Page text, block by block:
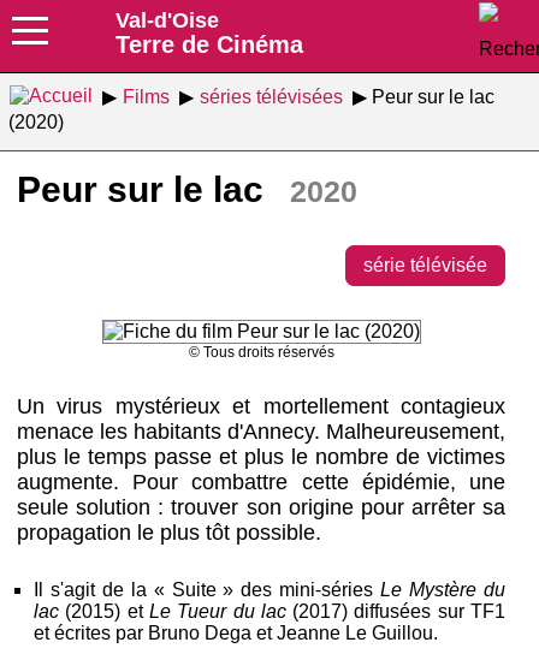
Val-d'Oise
Terre de Cinéma
Films séries télévisées
Peur sur le lac
(2020)
Peur sur le lac 2020
série télévisée
© Tous droits réservés
Un virus mystérieux et mortellement contagieux
menace les habitants d'Annecy. Malheureusement,
plus le temps passe et plus le nombre de victimes
augmente. Pour combattre cette épidémie, une
seule solution : trouver son origine pour arrêter sa
propagation le plus tôt possible.
Il s'agit de la « Suite » des mini-sériesLe Mystère du
lac (2015) et Le Tueur du lac(2017) diffusées sur TF1
et écrites par Bruno Dega et Jeanne Le Guillou.